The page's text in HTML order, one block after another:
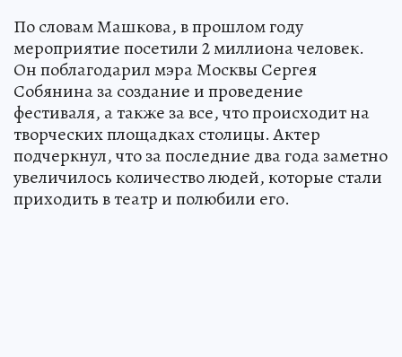
По словам Машкова, в прошлом году
мероприятие посетили 2 миллиона человек.
Он поблагодарил мэра Москвы Сергея
Собянина за создание и проведение
фестиваля, а также за все, что происходит на
творческих площадках столицы. Актер
подчеркнул, что за последние два года заметно
увеличилось количество людей, которые стали
приходить в театр и полюбили его.